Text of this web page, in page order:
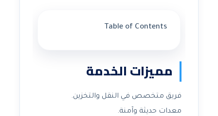
Table of Contents
مميزات الخدمة
فريق متخصص في النقل والتخزين.
معدات حديثة وآمنة.